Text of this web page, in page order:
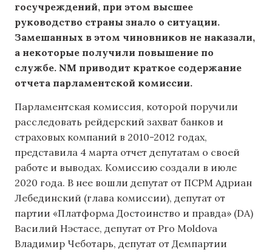
госучреждений, при этом высшее
руководство страны знало о ситуации.
Замешанных в этом чиновников не наказали,
а некоторые получили повышение по
службе. NM приводит краткое содержание
отчета парламентской комиссии.
Парламентская комиссия, которой поручили
расследовать рейдерский захват банков и
страховых компаний в 2010-2012 годах,
представила 4 марта отчет депутатам о своей
работе и выводах. Комиссию создали в июле
2020 года. В нее вошли депутат от ПСРМ Адриан
Лебединский (глава комиссии), депутат от
партии «Платформа Достоинство и правда» (DA)
Василий Нэстасе, депутат от Pro Moldova
Владимир Чеботарь, депутат от Демпартии